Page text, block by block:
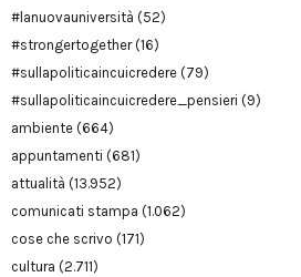
#lanuovauniversità (52)
#strongertogether(16)
#sullapoliticaincuicredere (79)
#sullapoliticaincuicredere_pensieri (9)
ambiente (664)
appuntamenti (681)
attualità (13.952)
comunicati stampa (1.062)
cose che scrivo (171)
cultura (2.711)